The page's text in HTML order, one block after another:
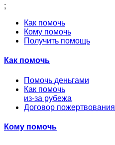
;
Как помочь
Кому помочь
Получить помощь
Как помочь
Помочь деньгами
Как помочь
из-за рубежа
Договор пожертвования
Кому помочь